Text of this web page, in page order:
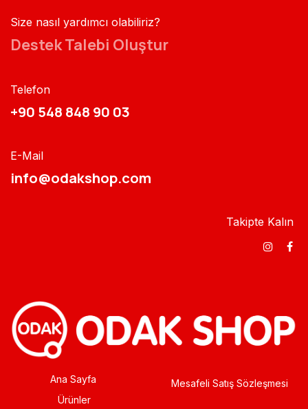
Size nasıl yardımcı olabiliriz?
Destek Talebi Oluştur
Telefon
+90 548 848 90 03​​
E-Mail
info@odakshop.com​
Takipte Kalın
Ana Sayfa
Ürünler
Mesafeli Satış Sözleşmesi